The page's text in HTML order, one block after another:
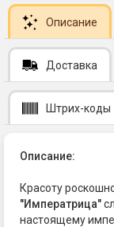
Описание
Доставка
Штрих-коды
Описание:
Красоту
"Императрица"
настоящему